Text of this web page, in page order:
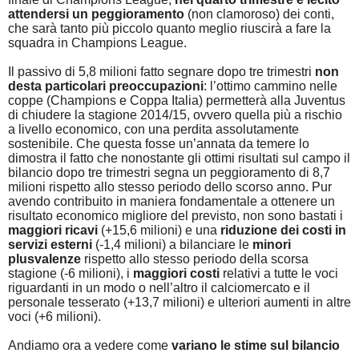
attendersi un peggioramento (non clamoroso) dei conti,
che sarà tanto più piccolo quanto meglio riuscirà a fare la
squadra in Champions League.
Il passivo di 5,8 milioni fatto segnare dopo tre trimestri non
desta particolari preoccupazioni: l’ottimo cammino nelle
coppe (Champions e Coppa Italia) permetterà alla Juventus
di chiudere la stagione 2014/15, ovvero quella più a rischio
a livello economico, con una perdita assolutamente
sostenibile. Che questa fosse un’annata da temere lo
dimostra il fatto che nonostante gli ottimi risultati sul campo il
bilancio dopo tre trimestri segna un peggioramento di 8,7
milioni rispetto allo stesso periodo dello scorso anno. Pur
avendo contribuito in maniera fondamentale a ottenere un
risultato economico migliore del previsto, non sono bastati i
maggiori ricavi (+15,6 milioni) e una riduzione dei costi in
servizi esterni (-1,4 milioni) a bilanciare le minori
plusvalenze rispetto allo stesso periodo della scorsa
stagione (-6 milioni), i maggiori costi relativi a tutte le voci
riguardanti in un modo o nell’altro il calciomercato e il
personale tesserato (+13,7 milioni) e ulteriori aumenti in altre
voci (+6 milioni).
Andiamo ora a vedere come variano le stime sul bilancio